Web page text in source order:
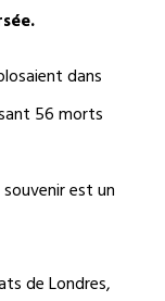
dans
56 morts
est un
de Londres,